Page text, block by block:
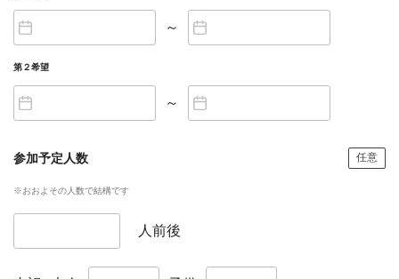
～
第２希望
～
参加予定人数 任意
※おおよその人数で結構です
人前後